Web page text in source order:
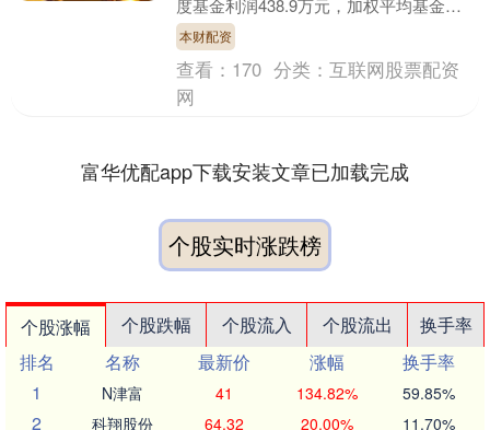
度基金利润438.9万元，加权平均基金份
额本期利润0.1914元。报告期内，基金....
本财配资
查看： 170 分类：互联网股票配资
网
富华优配app下载安装文章已加载完成
个股实时涨跌榜
个股涨幅 个股跌幅 个股流入 个股流出
换手率
排名
名称 最新价 涨幅
换手率
1
N津富 41 134.82% 59.85%
2 科翔股份 64.32 20.00% 11.70%